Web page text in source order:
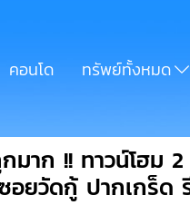
คอนโด ทรัพย์ทั้งหมด
มาก !! ทาวน์โฮม
อยวัดกู้ ปากเกร็ด